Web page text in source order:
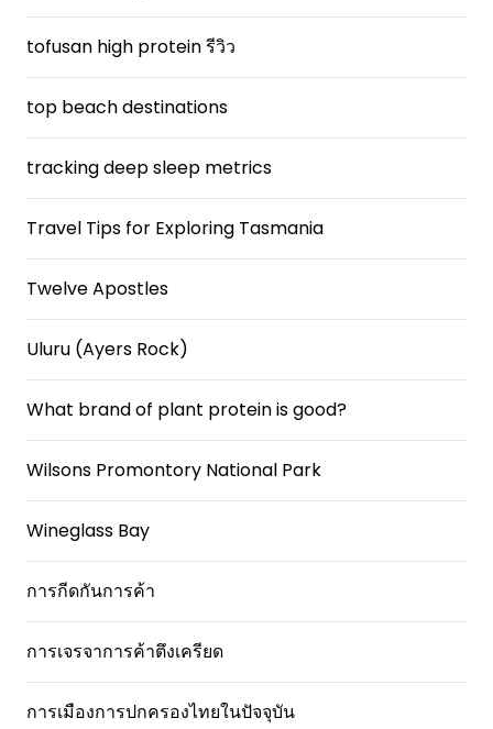
tofusan high protein รีวิว
top beach destinations
tracking deep sleep metrics
Travel Tips for Exploring Tasmania
Twelve Apostles
Uluru (Ayers Rock)
What brand of plant protein is good?
Wilsons Promontory National Park
Wineglass Bay
การกีดกันการค้า
การเจรจาการค้าตึงเครียด
การเมืองการปกครองไทยในปัจจุบัน